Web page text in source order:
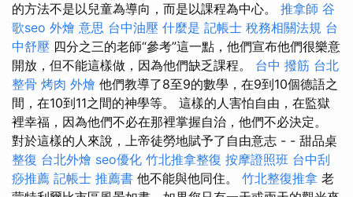
的方法不是以兒童為導向，而是以課程為中心。 推拿師 谷
歌seo 外燴 意思 台中油壓 什麼是 記帳士 稅務相關法規 台
中舒壓 四分之三的老師“參考”這一點，他們宣布他們很樂意
開放，但不能這樣做，因為他們缺乏課程。 台中 撥筋 台北
整骨 烤肉 外燴 他們教導了8至9的數學，在9到10個德語之
間，在10到11之間的神學等。 這樣的人害怕自由，在監獄
裡幸福，因為他們不必在那裡掌握自治，他們不必決定。
對於這樣的人來說，上帝徒勞地賦予了自由意志 - - 甜品桌
整復 台北外燴 seo優化 竹北推拿整復 按摩證照班 台中刮
痧推薦 記帳士 推薦書 他不能與他同住。 竹北整復推拿 老